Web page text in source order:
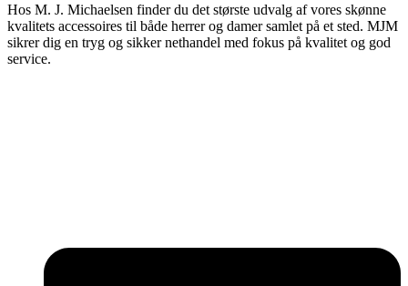
Hos M. J. Michaelsen finder du det største udvalg af vores skønne
kvalitets accessoires til både herrer og damer samlet på et sted. MJM
sikrer dig en tryg og sikker nethandel med fokus på kvalitet og god
service.